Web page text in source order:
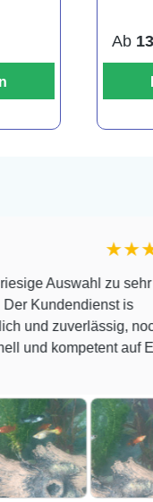
Ab
★★★★★
zu sehr
is
noch nie
auf Emails